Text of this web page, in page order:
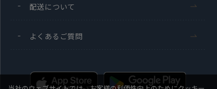
配送について
よくあるご質問